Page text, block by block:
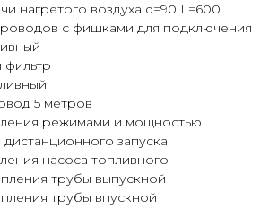
нагретого воздуха d=90 L=600
с фишками для подключения
5 метров
режимами и мощностью
запуска
насоса топливного
трубы выпускной
трубы впускной